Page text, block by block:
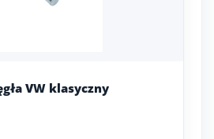
VW klasyczny